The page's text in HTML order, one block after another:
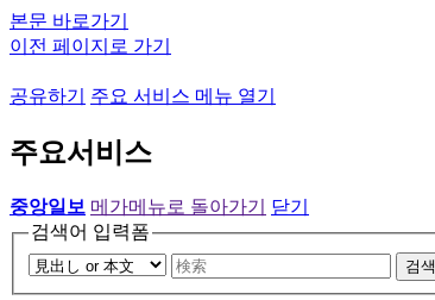
본문 바로가기
이전 페이지로 가기
공유하기 주요 서비스 메뉴 열기
주요서비스
중앙일보 메가메뉴로 돌아가기
닫기
검색어 입력폼
검색